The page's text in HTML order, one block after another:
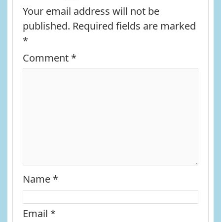
Your email address will not be
published. Required fields are marked
*
Comment *
Name *
Email *